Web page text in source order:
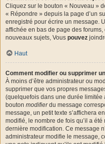
Cliquez sur le bouton « Nouveau »
« Répondre » depuis la page d’un
enregistré pour écrire un message.
affichée en bas de page des forums,
nouveaux sujets, Vous pouvez
Haut
Comment modifier ou supprimer
À moins d’être administrateur ou
supprimer que vos propres
(quelquefois dans une durée
bouton modifierdu message
message, un petit texte s’affichera
modifié, le nombre de fois qu’il a
dernière modification. Ce message
administrateur modifie le message,